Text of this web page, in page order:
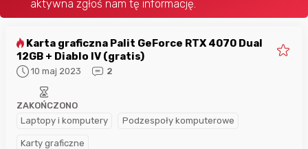
12GB + Diablo IV (gratis)
10 maj 2023 2
Laptopy i komputery Podzespoły komputerowe
Karty graficzne
ZAKOŃCZONO